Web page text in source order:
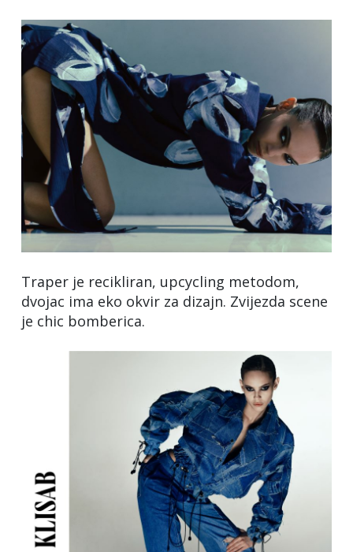
Traper je recikliran, upcycling metodom,
dvojac ima eko okvir za dizajn. Zvijezda scene
je chic bomberica.